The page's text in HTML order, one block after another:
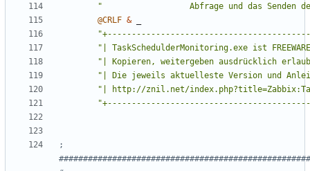
"                  Abfrage und das Senden
@CRLF &
"| TaskSchedulderMonitoring.exe ist
"| Kopieren, weitergeben ausdrücklich
"| Die jeweils aktuelleste Version und
"| http://znil.net/
;